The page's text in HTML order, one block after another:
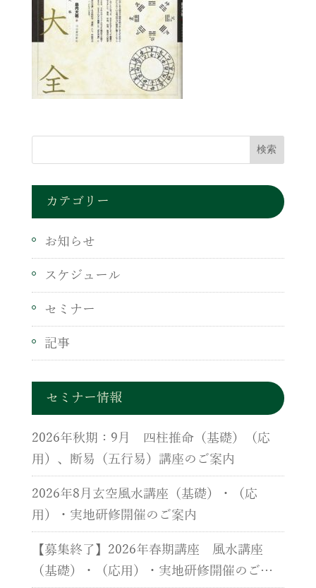
カテゴリー
お知らせ
スケジュール
セミナー
記事
セミナー情報
2026年秋期：9月 四柱推命（基礎）（応
用）、断易（五行易）講座のご案内
2026年8月玄空風水講座（基礎）・（応
用）・実地研修開催のご案内
【募集終了】2026年春期講座 風水講座
（基礎）・（応用）・実地研修開催のご案